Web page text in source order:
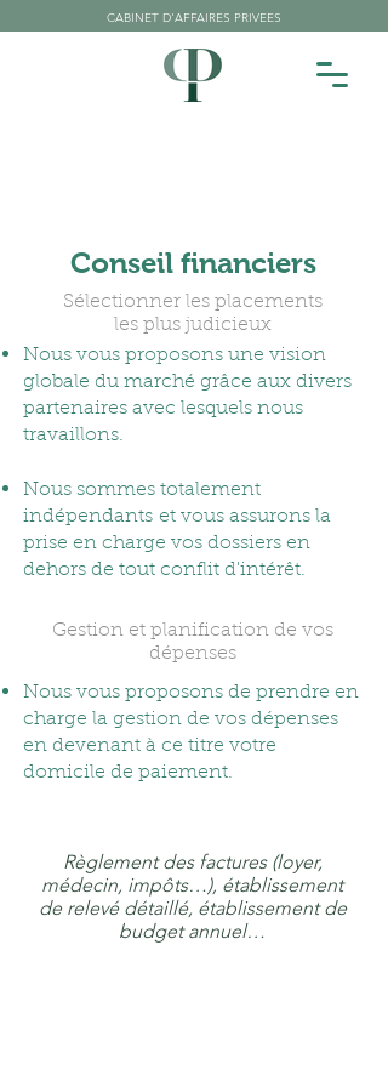
CABINET D'AFFAIRES PRIVEES
Conseil financiers
Sélectionner les placements
les plus judicieux
Nous vous proposons une vision
globale du marché grâce aux divers
partenaires avec lesquels nous
travaillons.
Nous sommes totalement
indépendants et vous assurons la
prise en charge vos dossiers en
dehors de tout conflit d'intérêt.
Gestion et planification de vos
dépenses
Nous vous proposons de prendre en
charge la gestion de vos dépenses
en devenant à ce titre votre
domicile de paiement.
Règlement des factures (loyer,
médecin, impôts…), établissement
de relevé détaillé, établissement de
budget annuel…